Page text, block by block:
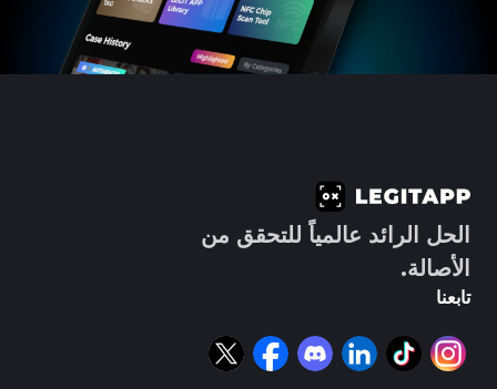
الحل الرائد عالمياً للتحقق من
الأصالة.
تابعنا